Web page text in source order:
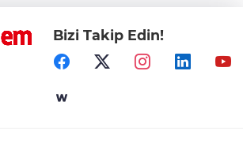
Bizi Takip Edin!